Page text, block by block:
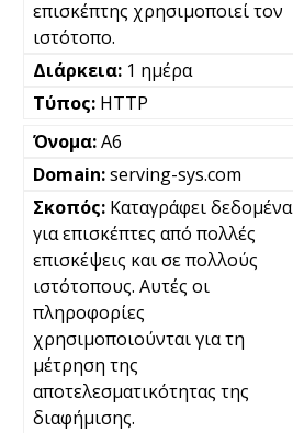
επισκέπτης χρησιμοποιεί τον
ιστότοπο.
1 ημέρα
HTTP
A6
serving-sys.com
Καταγράφει δεδομένα
για επισκέπτες από πολλές
επισκέψεις και σε πολλούς
ιστότοπους. Αυτές οι
πληροφορίες
χρησιμοποιούνται για τη
μέτρηση της
αποτελεσματικότητας της
διαφήμισης.